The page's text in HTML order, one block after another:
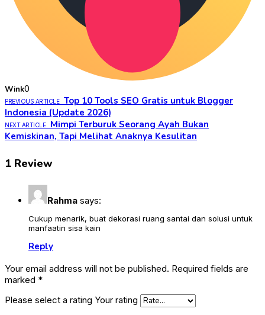
Wink0
PREVIOUS ARTICLE
Top 10 Tools SEO Gratis untuk Blogger
Indonesia (Update 2026)
NEXT ARTICLE
Mimpi Terburuk Seorang Ayah Bukan
Kemiskinan, Tapi Melihat Anaknya Kesulitan
1 Review
Rahma says:
Cukup menarik, buat dekorasi ruang santai dan solusi untuk
manfaatin sisa kain
Reply
Your email address will not be published. Required fields are
marked *
Please select a rating Your rating